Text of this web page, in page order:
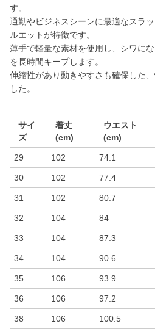
す。
通勤やビジネスシーンに最適なスラ
ルエットが特徴です。
薄手で軽量な素材を使用し、シワに
を長時間キープします。
伸縮性があり動きやすさも確保した
した。
サイ
ズ
着丈
(cm)
ウエスト
(cm)
29 102 74.1
30 102 77.4
31 102 80.7
32 104 84
33 104 87.3
34 104 90.6
35 106 93.9
36 106 97.2
38 106 100.5